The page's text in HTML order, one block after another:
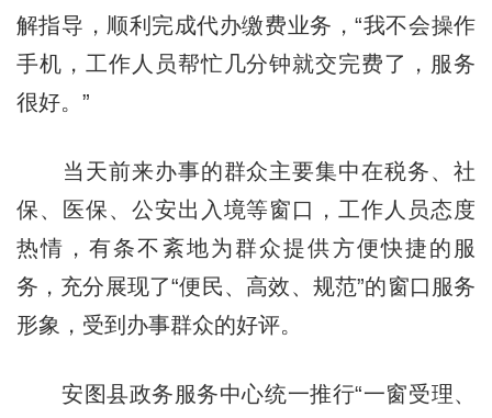
解指导，顺利完成代办缴费业务，“我不会操作
手机，工作人员帮忙几分钟就交完费了，服务
很好。”
当天前来办事的群众主要集中在税务、社
保、医保、公安出入境等窗口，工作人员态度
热情，有条不紊地为群众提供方便快捷的服
务，充分展现了“便民、高效、规范”的窗口服务
形象，受到办事群众的好评。
安图县政务服务中心统一推行“一窗受理、